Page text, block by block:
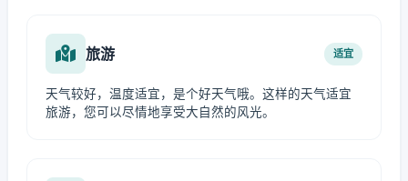
旅游 适宜
天气较好，温度适宜，是个好天气哦。这样的天气适宜
旅游，您可以尽情地享受大自然的风光。